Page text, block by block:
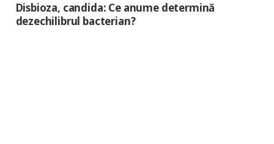
Disbioza, candida: Ce anume determină
dezechilibrul bacterian?